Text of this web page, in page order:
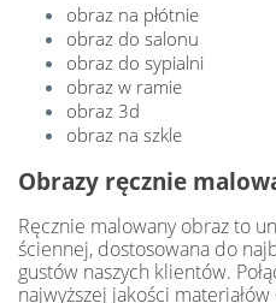
obraz na płótnie
obraz do salonu
obraz do sypialni
obraz w ramie
obraz 3d
obraz na szkle
Obrazy ręcznie
Ręcznie malowany obraz to
ściennej, dostosowana do
gustów naszych klientów.
najwyższej jakości